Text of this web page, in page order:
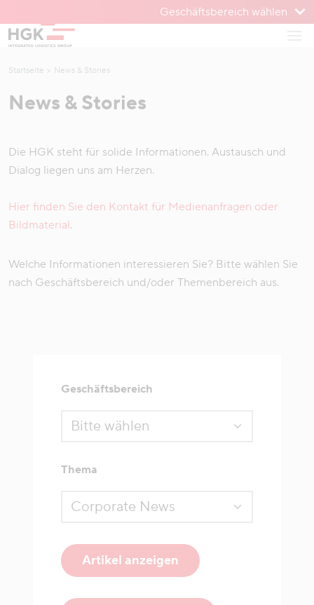
Zum Inhalt
Geschäftsbereich wählen
Startseite News & Stories
News & Stories
Die HGK steht für solide Informationen. Austausch und
Dialog liegen uns am Herzen.
Hier finden Sie den Kontakt für Medienanfragen oder
Bildmaterial.
Welche Informationen interessieren Sie? Bitte wählen Sie
nach Geschäftsbereich und/oder Themenbereich aus.
Geschäftsbereich
Thema
Artikel anzeigen